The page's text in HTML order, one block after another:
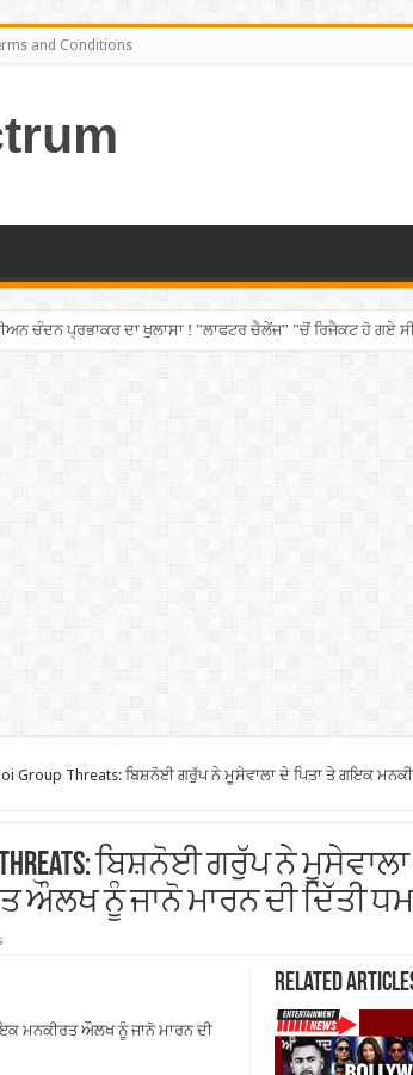
and Conditions
ਚੰਦਨ ਪ੍ਰਭਾਕਰ ਦਾ ਖੁਲਾਸਾ ! ”ਲਾਫਟਰ ਚੈਲੇਂਜ” ”ਚੋਂ ਰਿਜੈਕਟ ਹੋ ਗਏ
Group Threats: ਬਿਸ਼ਨੋਈ ਗਰੁੱਪ ਨੇ ਮੂਸੇਵਾਲਾ ਦੇ ਪਿਤਾ ਤੇ ਗਇਕ
Threats: ਬਿਸ਼ਨੋਈ ਗਰੁੱਪ ਨੇ
ਔਲਖ ਨੂੰ ਜਾਨੋ ਮਾਰਨ ਦੀ ਦਿੱਤੀ
Related
ਮਨਕੀਰਤ ਔਲਖ ਨੂੰ ਜਾਨੋ ਮਾਰਨ ਦੀ